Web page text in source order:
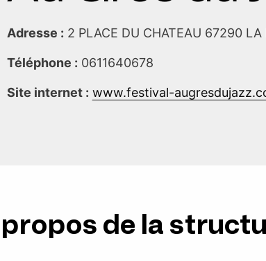
Adresse : 2 PLACE DU CHATEAU 67290 LA
Téléphone : 0611640678
Site internet : www.festival-
de la